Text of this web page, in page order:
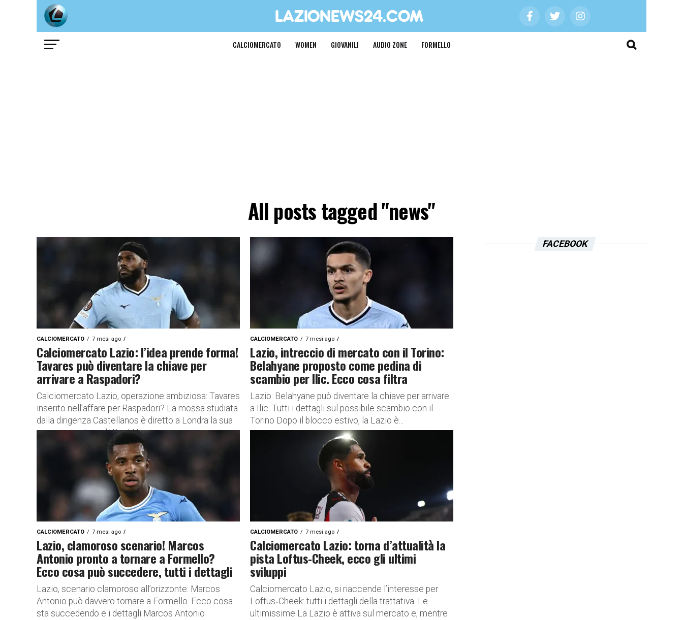
CALCIOMERCATO WOMEN GIOVANILI AUDIO ZONE FORMELLO
All posts tagged "news"
CALCIOMERCATO 7 mesi ago
Calciomercato Lazio: l’idea prende forma!
Tavares può diventare la chiave per
arrivare a Raspadori?
Calciomercato Lazio, operazione ambiziosa: Tavares
inserito nell’affare per Raspadori? La mossa studiata
dalla dirigenza Castellanos è diretto a Londra la sua
nuova avventura al West Ham,...
CALCIOMERCATO 7 mesi ago
Lazio, intreccio di mercato con il Torino:
Belahyane proposto come pedina di
scambio per Ilic. Ecco cosa filtra
Lazio: Belahyane può diventare la chiave per arrivare
a Ilic. Tutti i dettagli sul possibile scambio con il
Torino Dopo il blocco estivo, la Lazio è...
CALCIOMERCATO 7 mesi ago
Lazio, clamoroso scenario! Marcos
Antonio pronto a tornare a Formello?
Ecco cosa può succedere, tutti i dettagli
Lazio, scenario clamoroso all’orizzonte: Marcos
Antonio può davvero tornare a Formello. Ecco cosa
sta succedendo e i dettagli Marcos Antonio
CALCIOMERCATO 7 mesi ago
Calciomercato Lazio: torna d’attualità la
pista Loftus‑Cheek, ecco gli ultimi
sviluppi
Calciomercato Lazio, si riaccende l’interesse per
Loftus‑Cheek: tutti i dettagli della trattativa. Le
ultimissime La Lazio è attiva sul mercato e, mentre
FACEBOOK